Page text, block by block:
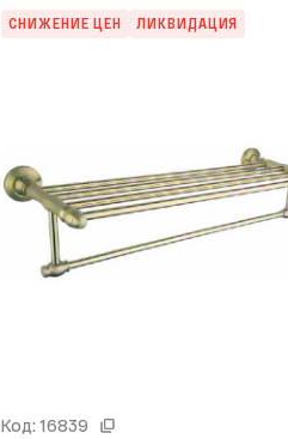
СНИЖЕНИЕ ЦЕН ЛИКВИДАЦИЯ
Код: 16839